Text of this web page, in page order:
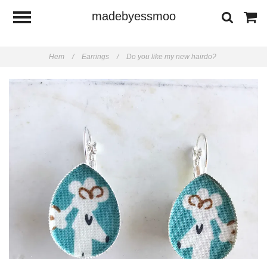
madebyessmoo
Hem / Earrings / Do you like my new hairdo?